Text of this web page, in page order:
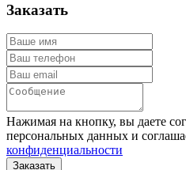
Заказать
Нажимая на кнопку, вы даете
персональных данных и
конфиденциальности